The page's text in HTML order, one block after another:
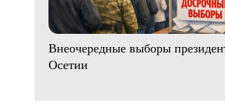
Внеочередные выборы
Осетии